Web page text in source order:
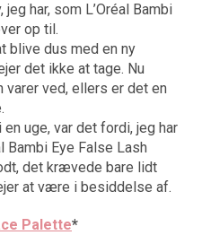
har, som L’Oréal Bambi
op til.
blive dus med en ny
det ikke at tage. Nu
varer ved, ellers er det en
uge, var det fordi, jeg har
Bambi Eye False Lash
det krævede bare lidt
at være i besiddelse af.
Palette*